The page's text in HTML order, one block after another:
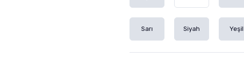
Sarı Siyah Yeşil